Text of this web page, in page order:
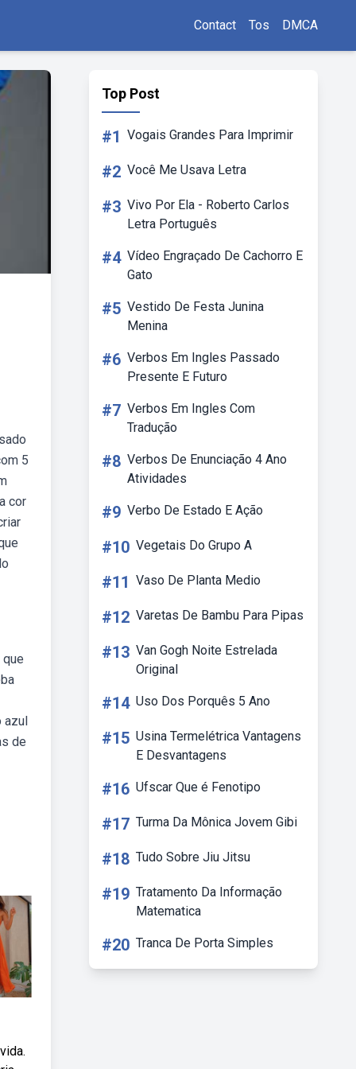
Contact Tos DMCA
5
cor
azul
de
Top Post
#1 Vogais Grandes Para Imprimir
#2 Você Me Usava Letra
#3 Vivo Por Ela - Roberto Carlos
Letra Português
#4 Vídeo Engraçado De Cachorro E
Gato
#5 Vestido De Festa Junina
Menina
#6 Verbos Em Ingles Passado
Presente E Futuro
#7 Verbos Em Ingles Com
Tradução
#8 Verbos De Enunciação 4 Ano
Atividades
#9 Verbo De Estado E Ação
#10 Vegetais Do Grupo A
#11 Vaso De Planta Medio
#12 Varetas De Bambu Para Pipas
#13 Van Gogh Noite Estrelada
Original
#14 Uso Dos Porquês 5 Ano
#15 Usina Termelétrica Vantagens
E Desvantagens
#16 Ufscar Que é Fenotipo
#17 Turma Da Mônica Jovem Gibi
#18 Tudo Sobre Jiu Jitsu
#19 Tratamento Da Informação
Matematica
#20 Tranca De Porta Simples